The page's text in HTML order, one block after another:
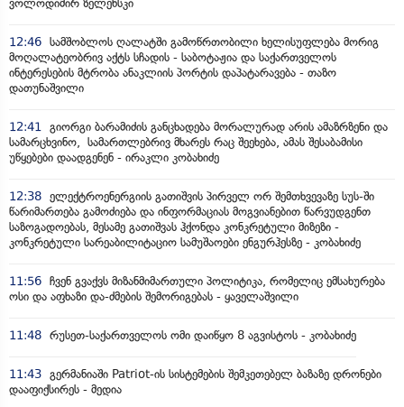
ვოლოდიმირ ზელენსკი
12:46 სამშობლოს ღალატში გამოწრთობილი ხელისუფლება მორიგ
მოღალატეობრივ აქტს სჩადის - საბოტაჟია და საქართველოს
ინტერესების მტრობა ანაკლიის პორტის დაპატარავება - თაზო
დათუნაშვილი
12:41 გიორგი ბარამიძის განცხადება მორალურად არის ამაზრზენი და
სამარცხვინო, სამართლებრივ მხარეს რაც შეეხება, ამას შესაბამისი
უწყებები დაადგენენ - ირაკლი კობახიძე
12:38 ელექტროენერგიის გათიშვის პირველ ორ შემთხვევაზე სუს-ში
წარიმართება გამოძიება და ინფორმაციას მოგვიანებით წარვუდგენთ
საზოგადოებას, მესამე გათიშვას ჰქონდა კონკრეტული მიზეზი -
კონკრეტული სარეაბილიტაციო სამუშაოები ენგურჰესზე - კობახიძე
11:56 ჩვენ გვაქვს მიზანმიმართული პოლიტიკა, რომელიც ემსახურება
ოსი და აფხაზი და-ძმების შემორიგებას - ყაველაშვილი
11:48 რუსეთ-საქართველოს ომი დაიწყო 8 აგვისტოს - კობახიძე
11:43 გერმანიაში Patriot-ის სისტემების შემკეთებელ ბაზაზე დრონები
დააფიქსირეს - მედია